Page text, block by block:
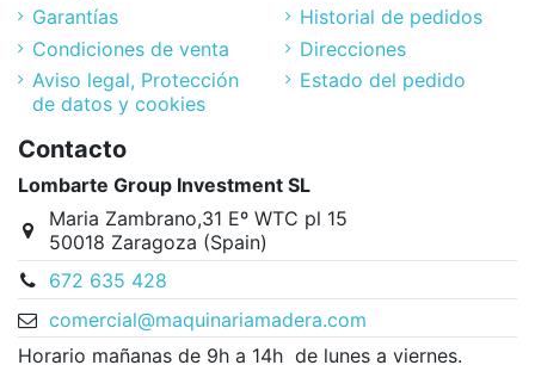
Garantías
Condiciones de venta
Aviso legal, Protección
de datos y cookies
Historial de pedidos
Direcciones
Estado del pedido
Contacto
Lombarte Group Investment SL
Maria Zambrano,31 Eº WTC pl 15
50018 Zaragoza (Spain)
672 635 428
comercial@maquinariamadera.com
Horario mañanas de 9h a 14h de lunes a viernes.